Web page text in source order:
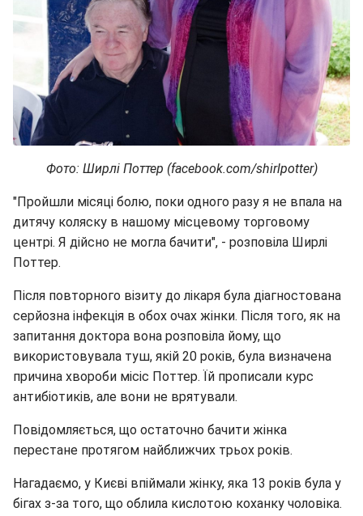
Фото: Ширлі Поттер (facebook.com/shirlpotter)
"Пройшли місяці болю, поки одного разу я не впала на
дитячу коляску в нашому місцевому торговому
центрі. Я дійсно не могла бачити", - розповіла Ширлі
Поттер.
Після повторного візиту до лікаря була діагностована
серйозна інфекція в обох очах жінки. Після того, як на
запитання доктора вона розповіла йому, що
використовувала туш, якій 20 років, була визначена
причина хвороби місіс Поттер. Їй прописали курс
антибіотиків, але вони не врятували.
Повідомляється, що остаточно бачити жінка
перестане протягом найближчих трьох років.
Нагадаємо, у Києві впіймали жінку, яка 13 років була у
бігах з-за того, що облила кислотою коханку чоловіка.